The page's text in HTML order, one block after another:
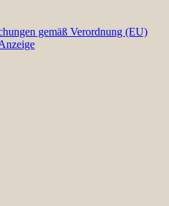
gemäß Verordnung (EU)